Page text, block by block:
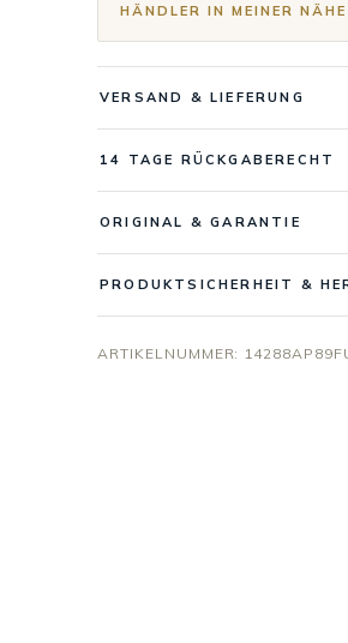
HÄNDLER IN MEINER
VERSAND & LIEFERUNG
14 TAGE RÜCKGABERECHT
ORIGINAL & GARANTIE
PRODUKTSICHERHEIT &
ARTIKELNUMMER: